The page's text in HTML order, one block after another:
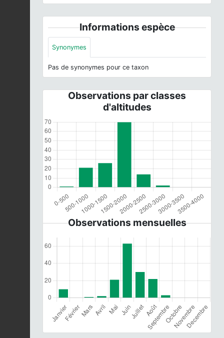
Informations espèce
Synonymes
Pas de synonymes pour ce taxon
Observations par classes
d'altitudes
Observations mensuelles